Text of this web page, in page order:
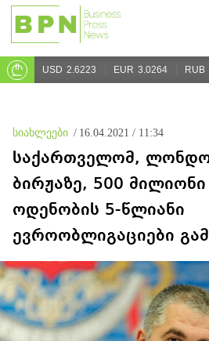
USD 2.6223 EUR 3.0264 RUB
სიახლეები / 16.04.2021 / 11:34
საქართველომ,
ბირჟაზე, 500
ოდენობის 5-წლიანი
ევროობლიგაციები